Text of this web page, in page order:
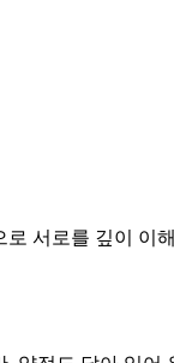
서로를 깊이 이